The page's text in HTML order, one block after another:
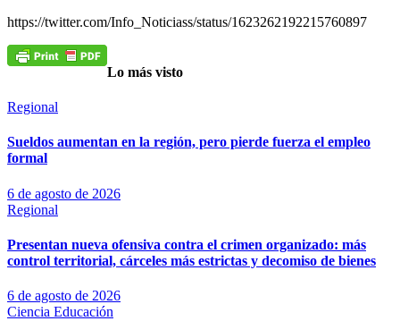
https://twitter.com/Info_Noticiass/status/1623262192215760897
Lo más visto
Regional
Sueldos aumentan en la región, pero pierde fuerza el empleo
formal
6 de agosto de 2026
Regional
Presentan nueva ofensiva contra el crimen organizado: más
control territorial, cárceles más estrictas y decomiso de bienes
6 de agosto de 2026
Ciencia Educación